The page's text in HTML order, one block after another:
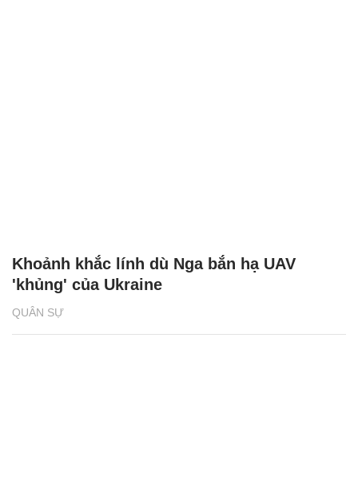
QUÂN SỰ
Khoảnh khắc lính dù Nga bắn hạ UAV
'khủng' của Ukraine